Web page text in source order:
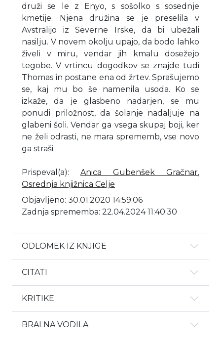
druži se le z Enyo, s sošolko s sosednje
kmetije. Njena družina se je preselila v
Avstralijo iz Severne Irske, da bi ubežali
nasilju. V novem okolju upajo, da bodo lahko
živeli v miru, vendar jih kmalu dosežejo
tegobe. V vrtincu dogodkov se znajde tudi
Thomas in postane ena od žrtev. Sprašujemo
se, kaj mu bo še namenila usoda. Ko se
izkaže, da je glasbeno nadarjen, se mu
ponudi priložnost, da šolanje nadaljuje na
glabeni šoli. Vendar ga vsega skupaj boji, ker
ne želi odrasti, ne mara sprememb, vse novo
ga straši.
Prispeval(a): Anica Gubenšek Gračnar,
Osrednja knjižnica Celje
Objavljeno: 30.01.2020 14:59:06
Zadnja sprememba: 22.04.2024 11:40:30
ODLOMEK IZ KNJIGE
CITATI
KRITIKE
BRALNA VODILA